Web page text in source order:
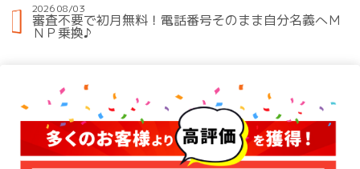
2026 08/03
審査不要で初月無料！電話番号そのまま自分名義へＭ
ＮＰ乗換♪